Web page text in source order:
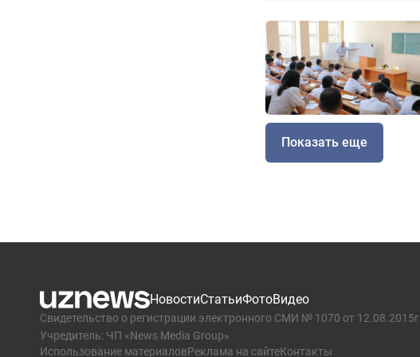
Показать еще
НовостиСтатьиФотоВидео
Свидетельство о регистрации электронного СМИ № 1070 от 12.08.2015г.
Учредитель: ЧП «News Media Group»
Использование материаловРеклама на сайтеКонтакты